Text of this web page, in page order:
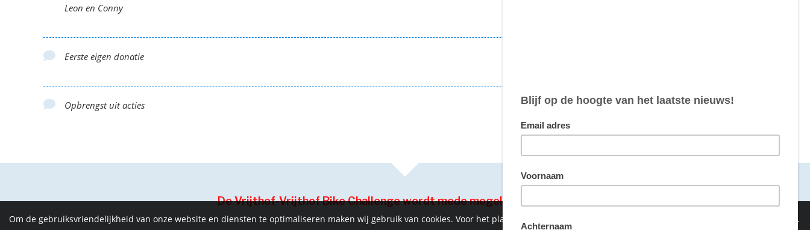
Leon en Conny
Eerste eigen donatie
€ 80,00
Opbrengst uit acties
De Vrijthof-Vrijthof Bike Challenge wordt mede mogelijk gemaakt door
Om de gebruiksvriendelijkheid van onze website en diensten te optimaliseren maken wij gebruik van cookies. Voor het plaatsen van sommige cookies hebben we echter wel je toestemming nodig.